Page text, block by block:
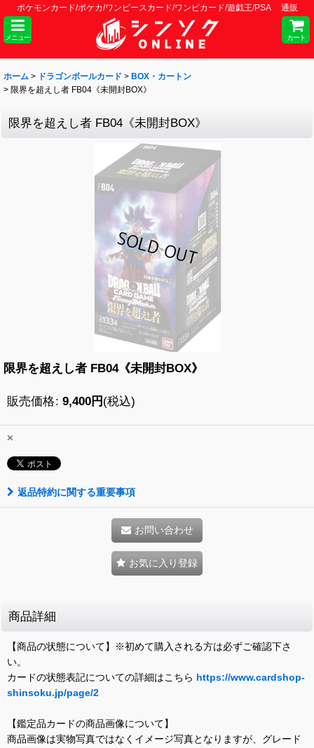
ポケモンカード/ポケカ/ワンピースカード/ワンピカード/遊戯王/PSA 通販
メニュー カート
ホーム > ドラゴンボールカード > BOX・カートン
> 限界を超えし者 FB04《未開封BOX》
限界を超えし者 FB04《未開封BOX》
限界を超えし者 FB04《未開封BOX》
販売価格: 9,400円 (税込)
×
返品特約に関する重要事項
お問い合わせ
お気に入り登録
商品詳細
【商品の状態について】※初めて購入される方は必ずご確認下さ
い。
カードの状態表記についての詳細はこちら https://www.cardshop-
shinsoku.jp/page/2
【鑑定品カードの商品画像について】
商品画像は実物写真ではなくイメージ写真となりますが、グレード